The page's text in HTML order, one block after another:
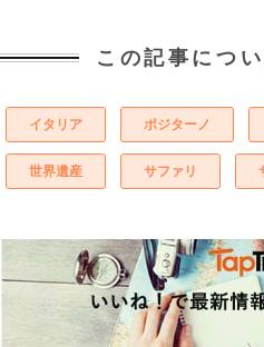
この記事につ
イタリア ポジターノ
世界遺産 サファリ